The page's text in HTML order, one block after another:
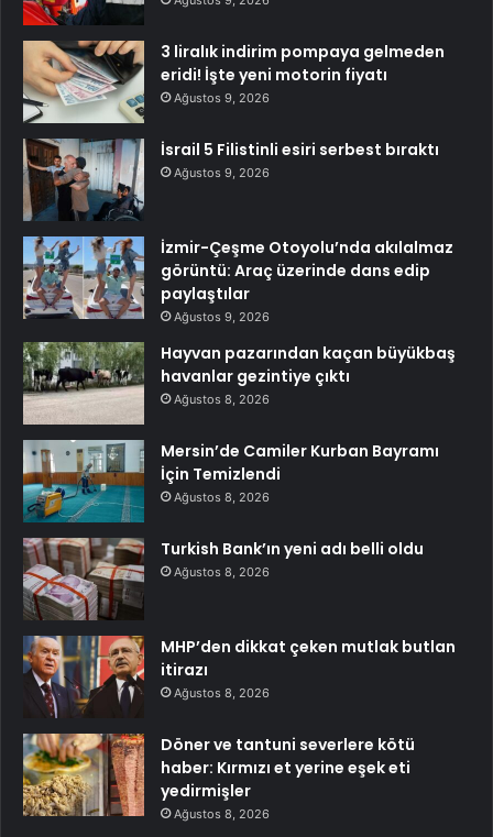
3 liralık indirim pompaya gelmeden
eridi! İşte yeni motorin fiyatı
Ağustos 9, 2026
İsrail 5 Filistinli esiri serbest bıraktı
Ağustos 9, 2026
İzmir-Çeşme Otoyolu’nda akılalmaz
görüntü: Araç üzerinde dans edip
paylaştılar
Ağustos 9, 2026
Hayvan pazarından kaçan büyükbaş
havanlar gezintiye çıktı
Ağustos 8, 2026
Mersin’de Camiler Kurban Bayramı
İçin Temizlendi
Ağustos 8, 2026
Turkish Bank’ın yeni adı belli oldu
Ağustos 8, 2026
MHP’den dikkat çeken mutlak butlan
itirazı
Ağustos 8, 2026
Döner ve tantuni severlere kötü
haber: Kırmızı et yerine eşek eti
yedirmişler
Ağustos 8, 2026